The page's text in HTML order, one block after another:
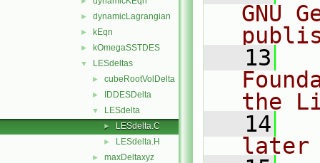
► dynamicLagrangian
► kEqn
► kOmegaSSTDES
▼ LESdeltas
► cubeRootVolDelta
► IDDESDelta
▼ LESdelta
► LESdelta.C
► LESdelta.H
► maxDeltaxyz
GNU
   13
the
   14
later